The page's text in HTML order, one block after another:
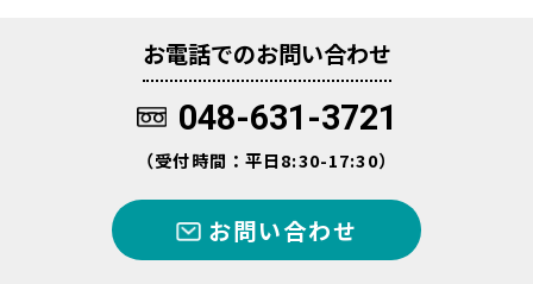
お電話でのお問い合わせ
048-631-3721
（受付時間：平日8:30-17:30）
お問い合わせ